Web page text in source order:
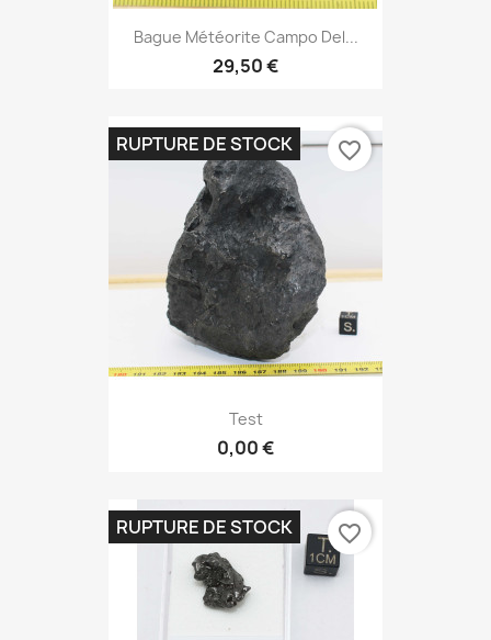
Bague Météorite Campo Del...
29,50 €
Test
0,00 €
RUPTURE DE STOCK favorite_border
RUPTURE DE STOCK favorite_border